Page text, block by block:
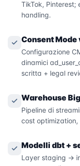
TikTok, Pinterest;
handling.
Consent Mode
Configurazione
dinamici
scritta + legal
Warehouse
Pipeline di
cost optimization,
Modelli dbt +
Layer staging →